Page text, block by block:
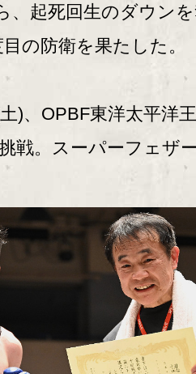
、起死回生のダウン
の防衛を果たした。
)、OPBF東洋太平洋
戦。スーパーフェザ